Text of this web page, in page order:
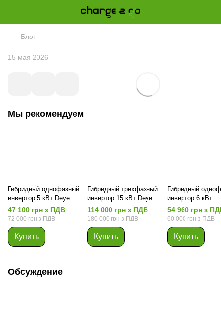
Блог
15 мая 2026
Мы рекомендуем
Гибридный однофазный
инвертор 5 кВт Deye
SUN-5K-SG03LP1-EU
WiFi
47 100 грн з ПДВ
72 000 грн з ПДВ
Купить
Гибридный трехфазный
инвертор 15 кВт Deye
SUN-15K-SG05LP3-EU-
SM2
114 000 грн з ПДВ
180 000 грн з ПДВ
Купить
Гибридный
инвертор 6 кВт
Charge2go SEI-
Wi-Fi
54 960 грн з
60 000 грн з ПДВ
Купить
Обсуждение